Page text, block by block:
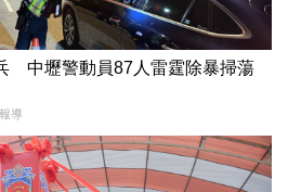
中壢警動員87人雷霆除暴掃蕩
導